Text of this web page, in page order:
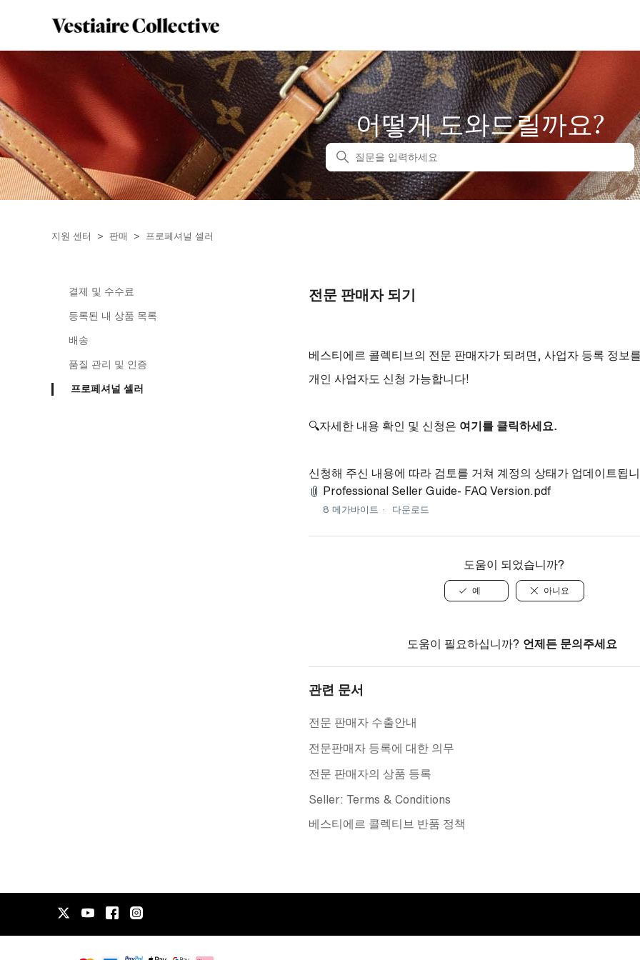
어떻게 도와드릴까요?
검색
지원 센터 판매 프로페셔널 셀러
결제 및 수수료
등록된 내 상품 목록
배송
품질 관리 및 인증
프로페셔널 셀러
전문 판매자 되기
베스티에르 콜렉티브의 전문 판매자가 되려면, 사업자 등록 정보
개인 사업자도 신청 가능합니다!
🔍자세한 내용 확인 및 신청은 여기를 클릭하세요.
신청해 주신 내용에 따라 검토를 거쳐 계정의 상태가 업데이트됩
Professional Seller Guide- FAQ Version.pdf
8 메가바이트 다운로드
도움이 되었습니까?
예 아니요
도움이 필요하십니까? 언제든 문의주세요
관련 문서
전문 판매자 수출안내
전문판매자 등록에 대한 의무
전문 판매자의 상품 등록
Seller: Terms & Conditions
베스티에르 콜렉티브 반품 정책